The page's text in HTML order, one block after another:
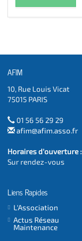
AFIM
10, Rue Louis Vicat
75015 PARIS
01 56 56 29 29
afim@afim.asso.fr
Horaires d'ouverture :
Sur rendez-vous
Liens Rapides
L'Association
Actus Réseau
Maintenance